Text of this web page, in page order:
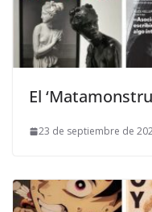
El
23 de septiembre de